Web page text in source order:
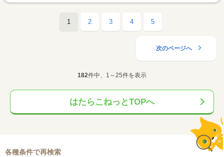
1 2 3 4 5
次のページへ
182件中、1～25件を表示
はたらこねっとTOPへ
各種条件で再検索